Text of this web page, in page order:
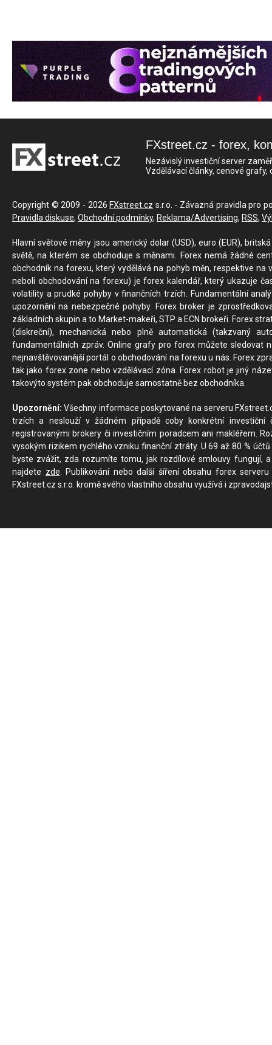
FXstreet.cz - forex,
Nezávislý investiční server
Vzdělávací články, cenové
Copyright © 2009 - 2026 FXstreet.cz s.r.o. - Závazná pravidla pro
Pravidla diskuse, Obchodní podmínky, Reklama/Advertising, RSS,
Hlavní světové měny jsou americký dolar (USD), euro (EUR),
světě, na kterém se obchoduje s měnami. Forex nemá žádné
obchodník na forexu, který vydělává na pohyb měn, respektive
neboli obchodování na forexu) je forex kalendář, který ukazuje
volatility a prudké pohyby v finančních trzích. Fundamentální
upozornění na nebezpečné pohyby. Forex broker je
základních skupin a to Market-makeři, STP a ECN brokeři. Forex
(diskreční), mechanická nebo plně automatická (takzvaný
fundamentálních zpráv. Online grafy pro forex můžete sledovat
nejnavštěvovanější portál o obchodování na forexu u nás. Forex
tak jako forex zone nebo vzdělávací zóna. Forex robot je jiný
takovýto systém pak obchoduje samostatně bez obchodníka.
Upozornění: Všechny informace poskytované na serveru
trzích a neslouží v žádném případě coby konkrétní investiční
registrovanými brokery či investičním poradcem ani makléřem.
vysokým rizikem rychlého vzniku finanční ztráty. U 69 až 80 %
byste zvážit, zda rozumíte tomu, jak rozdílové smlouvy fungují,
najdete zde. Publikování nebo další šíření obsahu forex
FXstreet.cz s.r.o. kromě svého vlastního obsahu využívá i